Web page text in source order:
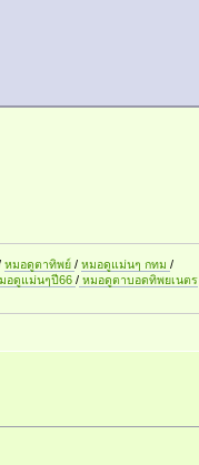
หมอดูตาทิพย์/หมอดูแม่นๆ กทม/
อดูแม่นๆปี66/ หมอดูตาบอดทิพยเนตร